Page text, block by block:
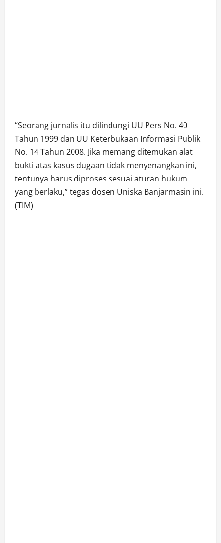
“Seorang jurnalis itu dilindungi UU Pers No. 40
Tahun 1999 dan UU Keterbukaan Informasi Publik
No. 14 Tahun 2008. Jika memang ditemukan alat
bukti atas kasus dugaan tidak menyenangkan ini,
tentunya harus diproses sesuai aturan hukum
yang berlaku,” tegas dosen Uniska Banjarmasin ini.
(TIM)